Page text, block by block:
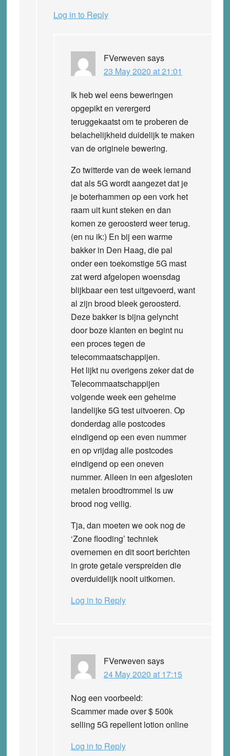
Log in to Reply
FVerweven says
23 May 2020 at 21:01
Ik heb wel eens beweringen
opgepikt en verergerd
teruggekaatst om te proberen de
belachelijkheid duidelijk te maken
van de originele bewering.
Zo twitterde van de week iemand
dat als 5G wordt aangezet dat je
je boterhammen op een vork het
raam uit kunt steken en dan
komen ze geroosterd weer terug.
(en nu ik:) En bij een warme
bakker in Den Haag, die pal
onder een toekomstige 5G mast
zat werd afgelopen woensdag
blijkbaar een test uitgevoerd, want
al zijn brood bleek geroosterd.
Deze bakker is bijna gelyncht
door boze klanten en begint nu
een proces tegen de
telecommaatschappijen.
Het lijkt nu overigens zeker dat de
Telecommaatschappijen
volgende week een geheime
landelijke 5G test uitvoeren. Op
donderdag alle postcodes
eindigend op een even nummer
en op vrijdag alle postcodes
eindigend op een oneven
nummer. Alleen in een afgesloten
metalen broodtrommel is uw
brood nog veilig.
Tja, dan moeten we ook nog de
‘Zone flooding’ techniek
overnemen en dit soort berichten
in grote getale verspreiden die
overduidelijk nooit uitkomen.
Log in to Reply
FVerweven says
24 May 2020 at 17:15
Nog een voorbeeld:
Scammer made over $ 500k
selling 5G repellent lotion online
Log in to Reply